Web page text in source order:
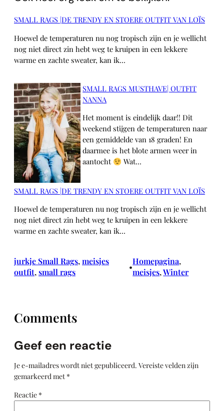
SMALL RAGS |DE TRENDY EN STOERE OUTFIT VAN LOÏS
Hoewel de temperaturen nu nog tropisch zijn en je wellicht
nog niet direct zin hebt weg te kruipen in een lekkere
warme en zachte sweater, kan ik…
SMALL RAGS MUSTHAVE| OUTFIT
NANNA
Het moment is eindelijk daar!! Dit
weekend stijgen de temperaturen naar
een gemiddelde van 18 graden! En
daarmee is het blote armen weer in
aantocht
Wat…
SMALL RAGS |DE TRENDY EN STOERE OUTFIT VAN LOÏS
Hoewel de temperaturen nu nog tropisch zijn en je wellicht
nog niet direct zin hebt weg te kruipen in een lekkere
warme en zachte sweater, kan ik…
jurkje Small Rags, meisjes
outfit, small rags •
Homepagina
meisjes, Winter
Comments
Geef een reactie
Je e-mailadres wordt niet gepubliceerd. Vereiste velden zijn
gemarkeerd met *
Reactie *